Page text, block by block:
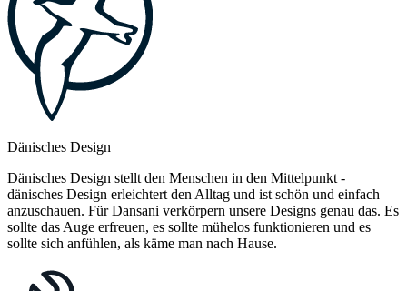
Dänisches Design
Dänisches Design stellt den Menschen in den Mittelpunkt -
dänisches Design erleichtert den Alltag und ist schön und einfach
anzuschauen. Für Dansani verkörpern unsere Designs genau das. Es
sollte das Auge erfreuen, es sollte mühelos funktionieren und es
sollte sich anfühlen, als käme man nach Hause.